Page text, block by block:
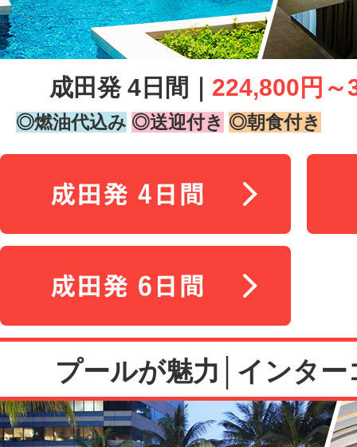
成田発 4日間｜ 224,800円～
◎燃油代込み ◎送迎付き ◎朝食付き
プールが魅力│インタ